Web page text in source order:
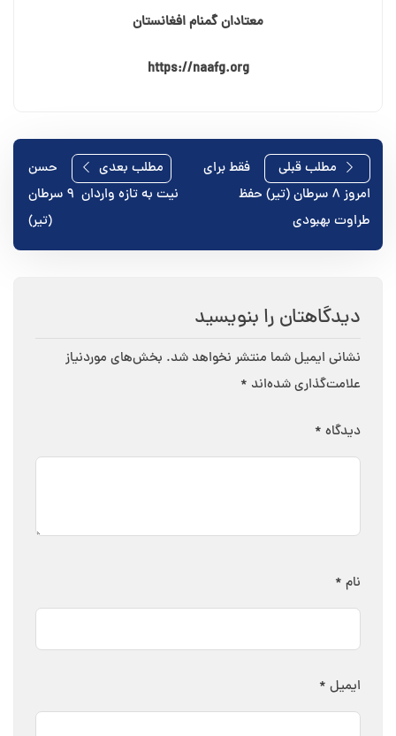
معتادان گمنام افغانستان
https://naafg.org
راهبری
نوشته
مطلب قبلی
فقط برای
امروز ۸ سرطان (تیر) حفظ
طراوت بهبودی
مطلب بعدی
حسن
نیت به تازه واردان ‍ ۹ سرطان
(تیر)
دیدگاهتان را بنویسید
نشانی ایمیل شما منتشر نخواهد شد. بخش‌های موردنیاز
علامت‌گذاری شده‌اند *
دیدگاه *
نام *
ایمیل *